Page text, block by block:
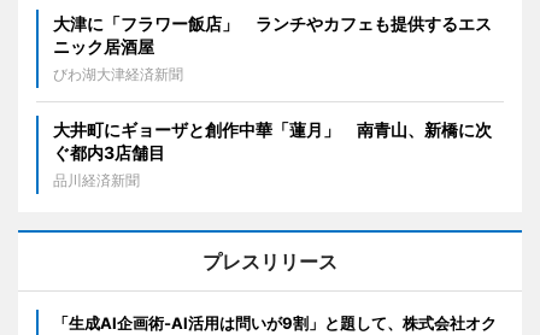
大津に「フラワー飯店」 ランチやカフェも提供するエス
ニック居酒屋
びわ湖大津経済新聞
大井町にギョーザと創作中華「蓮月」 南青山、新橋に次
ぐ都内3店舗目
品川経済新聞
プレスリリース
「生成AI企画術-AI活用は問いが9割」と題して、株式会社オク